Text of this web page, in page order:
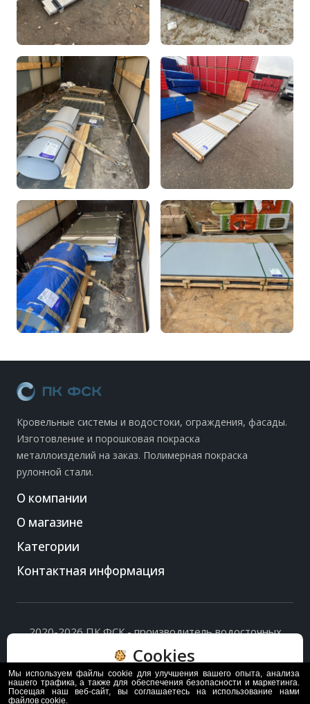
Кровельные системы и водостоки, ограждения, фасады.
Изготовление и порошковая покраска
металлоизделий на заказ. Полимерная покраска
рулонной стали.
О компании
О магазине
Категории
Контактная информация
2020-2026 ПК ФСК - производитель водосточных
Политика обработки персональных данных
на их обработку.
Cookies
Пользуясь сайтом, вы соглашаетесь с политикой
обработки и хранения данных Cookie
Мы используем файлы cookie для улучшения вашего опыта, анализа
нашего трафика, а также для обеспечения безопасности и маркетинга.
Посещая наш веб-сайт, вы соглашаетесь на использование нами
файлов cookie.